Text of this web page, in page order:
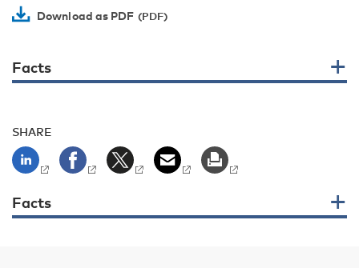
Download as PDF
Facts
SHARE
Facts